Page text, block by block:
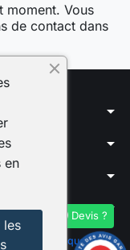
moment. Vous
de contact dans
arrow_drop_down
arrow_drop_down
arrow_drop_down
arrow_drop_down
Garantis,
cliquez ici
Devis ?
en
les